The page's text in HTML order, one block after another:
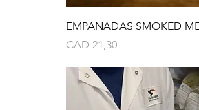
EMPANADAS SMOKED
Precio
CAD 21,30